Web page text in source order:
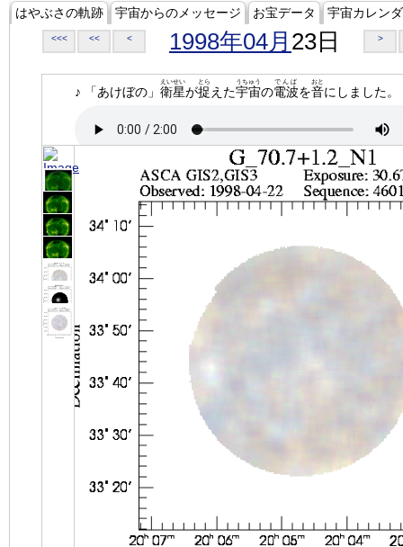
はやぶさの軌跡 宇宙からのメッセージ お宝データ 宇宙カレン
<<< << < 1998年04月 23日 >
♪ 「あけぼの」 衛星
えいせい
が捉
とら
えた宇宙
うちゅう
の電波
でんぱ
を音
おと
にしました。